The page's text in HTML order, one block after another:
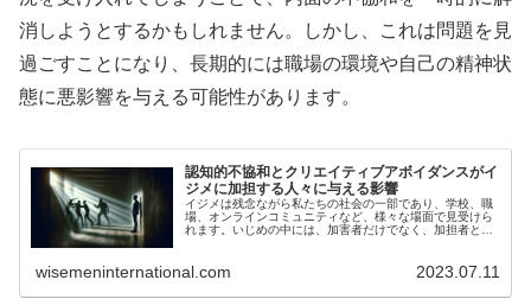
消しようとするかもしれません。しかし、これは問題を見
過ごすことになり、長期的には職場の環境や自己の精神状
態に悪影響を与える可能性があります。
認知的不協和とクリエイティブアボイダンスがイ
ジメに加担する人々に与える影響
イジメは残念ながら私たちの社会の一部であり、学校、職
場、オンラインコミュニティなど、様々な場面で見受けら
れます。いじめの中には、加害者だけでなく、加担者と呼
wisemeninternational.com 2023.07.11